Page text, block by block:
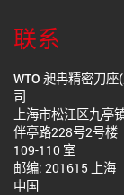
联系
WTO 昶冉精密刀
司
上海市松江区九亭
伴亭路228号2号楼
109-110 室
邮编: 201615 上海
中国